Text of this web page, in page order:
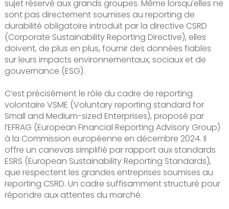
sujet réservé aux grands groupes. Même lorsqu’elles ne
sont pas directement soumises au reporting de
durabilité obligatoire introduit par la directive CSRD
(Corporate Sustainability Reporting Directive), elles
doivent, de plus en plus, fournir des données fiables
sur leurs impacts environnementaux, sociaux et de
gouvernance (ESG).
C’est précisément le rôle du cadre de reporting
volontaire VSME (Voluntary reporting standard for
Small and Medium-sized Enterprises), proposé par
l’EFRAG (European Financial Reporting Advisory Group)
à la Commission européenne en décembre 2024. Il
offre un canevas simplifié par rapport aux standards
ESRS (European Sustainability Reporting Standards),
que respectent les grandes entreprises soumises au
reporting CSRD. Un cadre suffisamment structuré pour
répondre aux attentes du marché.